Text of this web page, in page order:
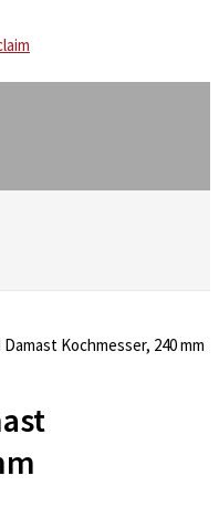
Damast Kochmesser, 240 mm